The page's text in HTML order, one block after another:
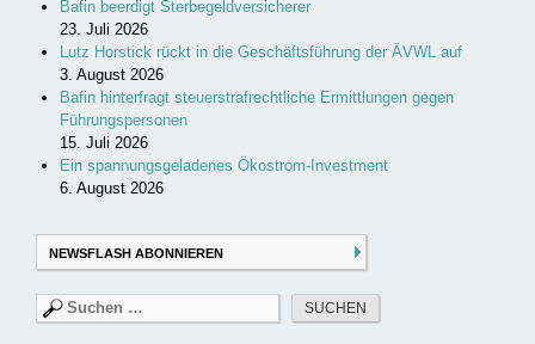
Bafin beerdigt Sterbegeldversicherer
23. Juli 2026
Lutz Horstick rückt in die Geschäftsführung der ÄVWL auf
3. August 2026
Bafin hinterfragt steuerstrafrechtliche Ermittlungen gegen
Führungspersonen
15. Juli 2026
Ein spannungsgeladenes Ökostrom-Investment
6. August 2026
NEWSFLASH ABONNIEREN
Suchen
nach: